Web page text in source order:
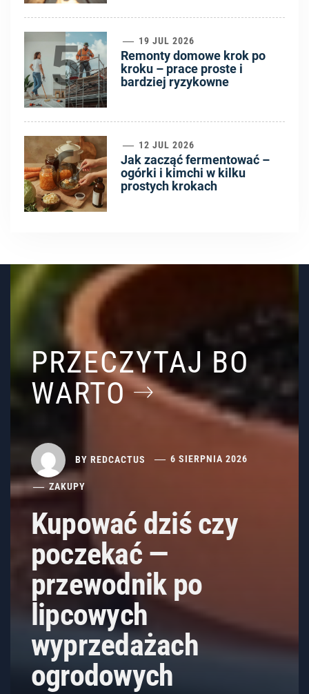
5 19 JUL 2026
Remonty domowe krok po
kroku – prace proste i
bardziej ryzykowne
6 12 JUL 2026
Jak zacząć fermentować –
ogórki i kimchi w kilku
prostych krokach
PRZECZYTAJ BO
WARTO
BY REDCACTUS 6 SIERPNIA 2026
ZAKUPY
Kupować dziś czy
poczekać —
przewodnik po
lipcowych
wyprzedażach
ogrodowych